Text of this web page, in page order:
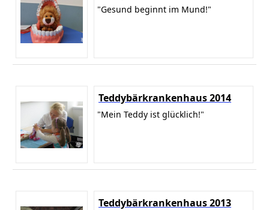
"Gesund beginnt im Mund!"
Teddybärkrankenhaus 2014
"Mein Teddy ist glücklich!"
Teddybärkrankenhaus 2013